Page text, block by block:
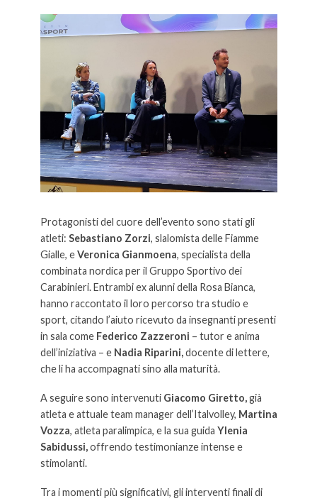
Protagonisti del cuore dell’evento sono stati gli
atleti: Sebastiano Zorzi, slalomista delle Fiamme
Gialle, eVeronica Gianmoena, specialista della
combinata nordica per il Gruppo Sportivo dei
Carabinieri. Entrambi ex alunni della Rosa Bianca,
hanno raccontato il loro percorso tra studio e
sport, citando l’aiuto ricevuto da insegnanti presenti
in sala comeFederico Zazzeroni – tutor e anima
dell’iniziativa – e Nadia Riparini,docente di lettere,
che li ha accompagnati sino alla maturità.
A seguire sono intervenuti Giacomo Giretto,già
atleta e attuale team manager dell’Italvolley, Martina
Vozza, atleta paralimpica, e la sua guida Ylenia
Sabidussi,offrendo testimonianze intense e
stimolanti.
Tra i momenti più significativi, gli interventi finali di